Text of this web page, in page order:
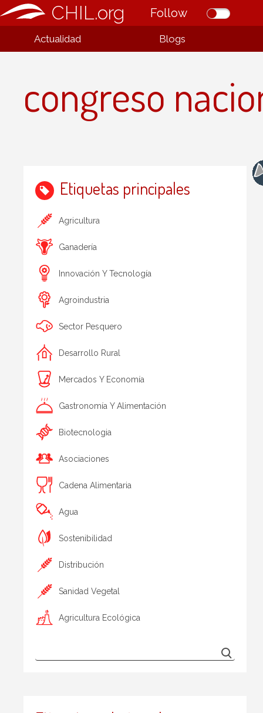
CHIL.org Follow
Actualidad Blogs
congreso
Etiquetas principales
Agricultura
Ganadería
Innovación Y Tecnología
Agroindustria
Sector Pesquero
Desarrollo Rural
Mercados Y Economía
Gastronomía Y Alimentación
Biotecnologia
Asociaciones
Cadena Alimentaria
Agua
Sostenibilidad
Distribución
Sanidad Vegetal
Agricultura Ecológica